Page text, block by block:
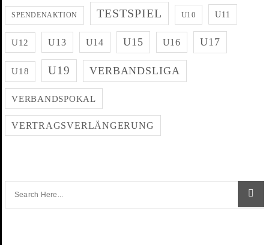
SPENDENAKTION TESTSPIEL U10 U11
U12 U13 U14 U15 U16 U17
U18 U19 VERBANDSLIGA
VERBANDSPOKAL
VERTRAGSVERLÄNGERUNG